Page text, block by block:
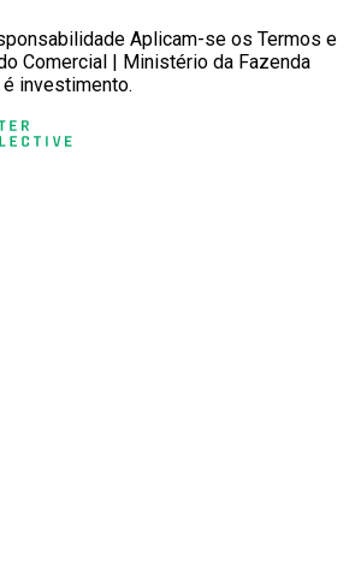
Aplicam-se os Termos e
Comercial | Ministério da Fazenda
investimento.